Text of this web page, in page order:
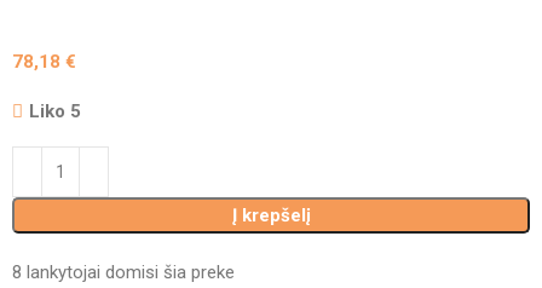
78,18€
Liko 5
Į krepšelį
8 lankytojai domisi šia preke